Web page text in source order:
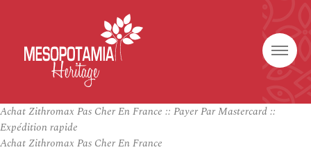
Achat Zithromax Pas Cher En France :: Payer Par Mastercard ::
Expédition rapide
Achat Zithromax Pas Cher En France